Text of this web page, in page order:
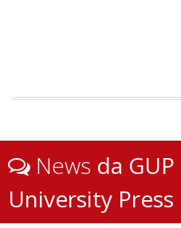
News da
University Press